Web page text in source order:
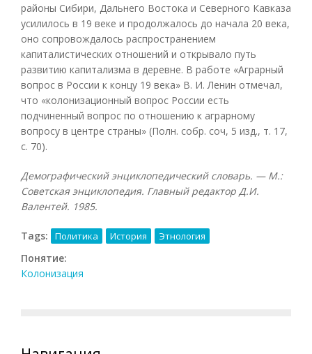
районы Сибири, Дальнего Востока и Северного Кавказа
усилилось в 19 веке и продолжалось до начала 20 века,
оно сопровождалось распространением
капиталистических отношений и открывало путь
развитию капитализма в деревне. В работе «Аграрный
вопрос в России к концу 19 века» В. И. Ленин отмечал,
что «колонизационный вопрос России есть
подчиненный вопрос по отношению к аграрному
вопросу в центре страны» (Полн. собр. соч, 5 изд., т. 17,
с. 70).
Демографический энциклопедический словарь. — М.:
Советская энциклопедия. Главный редактор Д.И.
Валентей. 1985.
Tags: Политика История Этнология
Понятие:
Колонизация